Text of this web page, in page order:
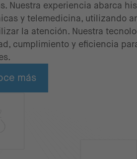
Nuestra experiencia abarca
y telemedicina, utilizando
la atención. Nuestra
cumplimiento y eficiencia
más